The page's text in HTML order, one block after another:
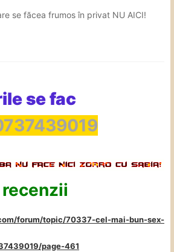
se făcea frumos în privat NU AICI!
se fac
forum/topic/70337-cel-mai-bun-sex-
page-461